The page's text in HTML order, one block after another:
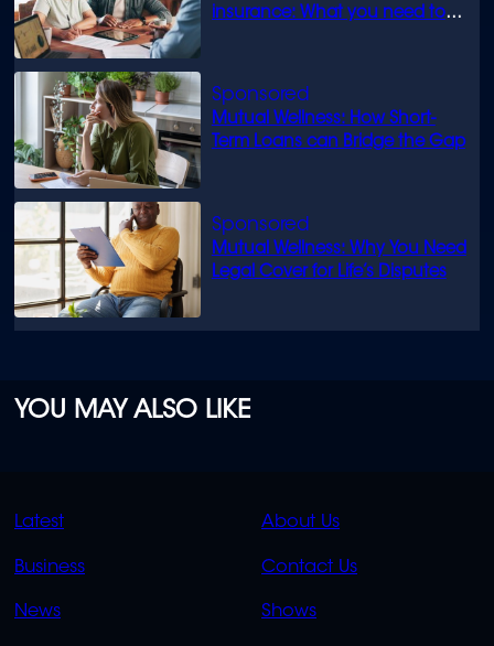
insurance: What you need to
Mutual Wellness: How Short-
Term Loans can Bridge the Gap
Mutual Wellness: Why You Need
Legal Cover for Life’s Disputes
YOU MAY ALSO LIKE
QUICK
LINKS
Latest
Business
News
QUICK
LINKS
About Us
Contact Us
Shows